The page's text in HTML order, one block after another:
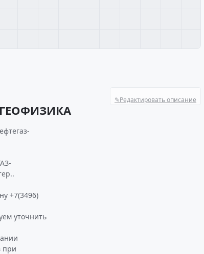
✎Редактировать описание
+7(3496)
уточнить
при